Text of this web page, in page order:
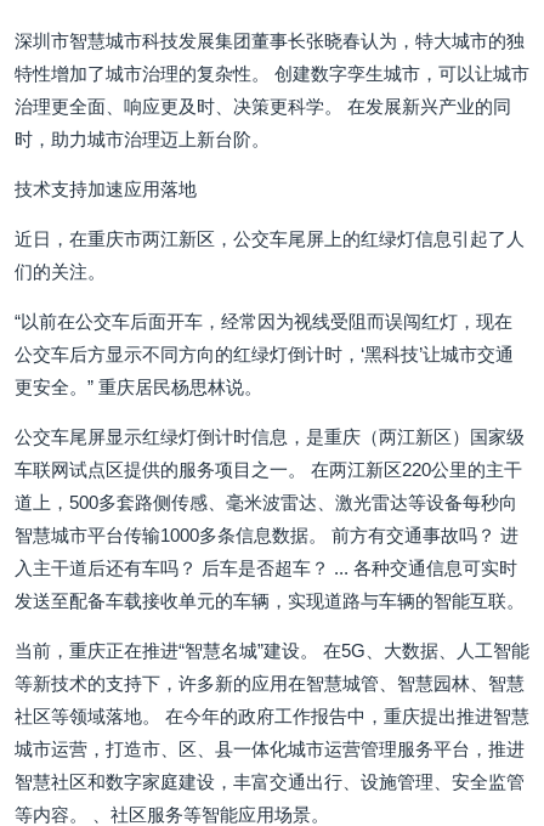
深圳市智慧城市科技发展集团董事长张晓春认为，特大城市的独
特性增加了城市治理的复杂性。 创建数字孪生城市，可以让城市
治理更全面、响应更及时、决策更科学。 在发展新兴产业的同
时，助力城市治理迈上新台阶。
技术支持加速应用落地
近日，在重庆市两江新区，公交车尾屏上的红绿灯信息引起了人
们的关注。
“以前在公交车后面开车，经常因为视线受阻而误闯红灯，现在
公交车后方显示不同方向的红绿灯倒计时，‘黑科技’让城市交通
更安全。” 重庆居民杨思林说。
公交车尾屏显示红绿灯倒计时信息，是重庆（两江新区）国家级
车联网试点区提供的服务项目之一。 在两江新区220公里的主干
道上，500多套路侧传感、毫米波雷达、激光雷达等设备每秒向
智慧城市平台传输1000多条信息数据。 前方有交通事故吗？ 进
入主干道后还有车吗？ 后车是否超车？ ... 各种交通信息可实时
发送至配备车载接收单元的车辆，实现道路与车辆的智能互联。
当前，重庆正在推进“智慧名城”建设。 在5G、大数据、人工智能
等新技术的支持下，许多新的应用在智慧城管、智慧园林、智慧
社区等领域落地。 在今年的政府工作报告中，重庆提出推进智慧
城市运营，打造市、区、县一体化城市运营管理服务平台，推进
智慧社区和数字家庭建设，丰富交通出行、设施管理、安全监管
等内容。 、社区服务等智能应用场景。